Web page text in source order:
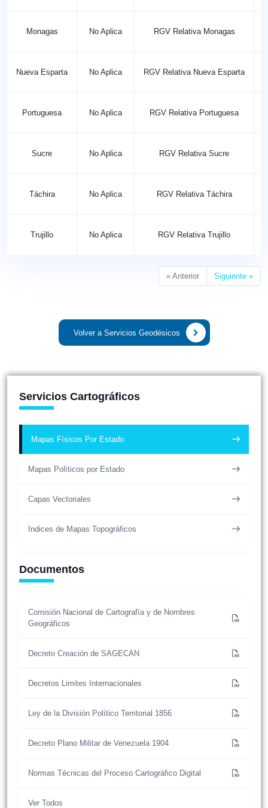
Monagas No Aplica RGV Relativa Monagas
Nueva Esparta No Aplica RGV Relativa Nueva Esparta
Portuguesa No Aplica RGV Relativa Portuguesa
Sucre No Aplica RGV Relativa Sucre
Táchira No Aplica RGV Relativa Táchira
Trujillo No Aplica RGV Relativa Trujillo
« Anterior Siguiente »
Volver a Servicios Geodésicos
Servicios Cartográficos
Mapas Físicos Por Estado
Mapas Políticos por Estado
Capas Vectoriales
Indices de Mapas Topográficos
Documentos
Comisión Nacional de Cartografía y de Nombres
Geográficos
Decreto Creación de SAGECAN
Decretos Limites Internacionales
Ley de la División Político Territorial 1856
Decreto Plano Militar de Venezuela 1904
Normas Técnicas del Proceso Cartográfico Digital
Ver Todos